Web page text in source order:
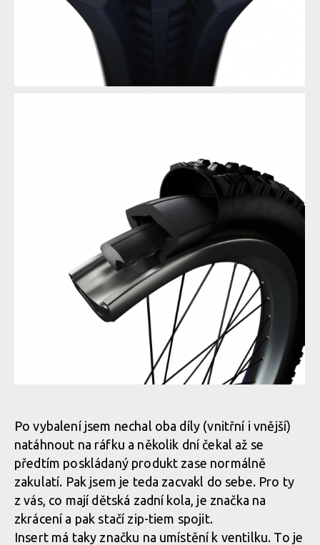
Fusion Modular Tubeless Insert Tubeless Tannus
Fusion Modular Tubeless Insert Tubeless Tannus
Fusion Modular Tubeless Insert Tubeless Tannus
Fusion Modular Tubeless Insert Tubeless Tannus
Fusion Modular Tubeless Insert Tubeless Tannus
Fusion Modular Tubeless Insert Tubeless Tannus
Fusion Modular Tubeless Insert Tubeless Tannus
Fusion Modular Tubeless Insert Tubeless Tannus
Po vybalení jsem nechal oba díly (vnitřní i vnější)
natáhnout na ráfku a několik dní čekal až se
předtím poskládaný produkt zase normálně
zakulatí. Pak jsem je teda zacvakl do sebe. Pro ty
z vás, co mají dětská zadní kola, je značka na
zkrácení a pak stačí zip-tiem spojit.
Insert má taky značku na umístění k ventilku. To je